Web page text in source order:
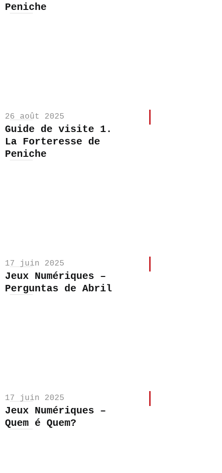
Peniche
26 août 2025
Guide de visite 1.
La Forteresse de
Peniche
17 juin 2025
Jeux Numériques –
Perguntas de Abril
17 juin 2025
Jeux Numériques –
Quem é Quem?